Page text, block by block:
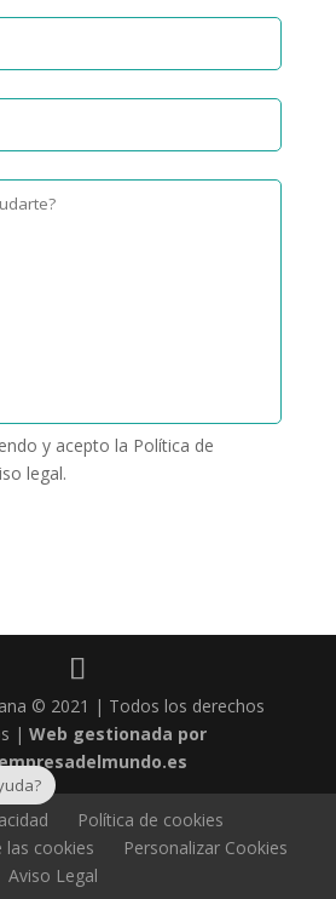
y acepto la Política de
legal.
© 2021 | Todos los derechos
|Web gestionada por
Política de cookies
las cookies
Personalizar Cookies
Aviso Legal